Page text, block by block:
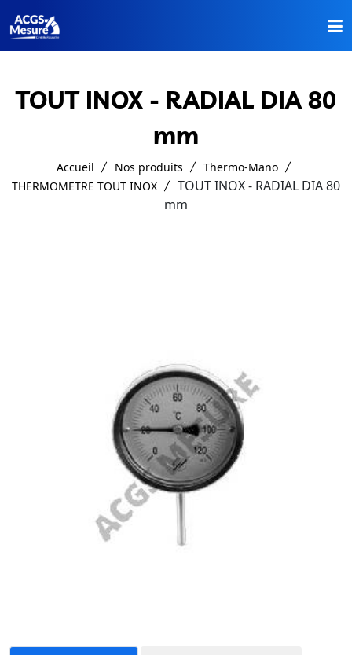
Nos Produits
Catalogues
TOUT INOX - RADIAL DIA 80
mm
Accueil Nos produits
Thermo-Mano
THERMOMETRE TOUT INOX
TOUT INOX - RADIAL DIA 80
mm